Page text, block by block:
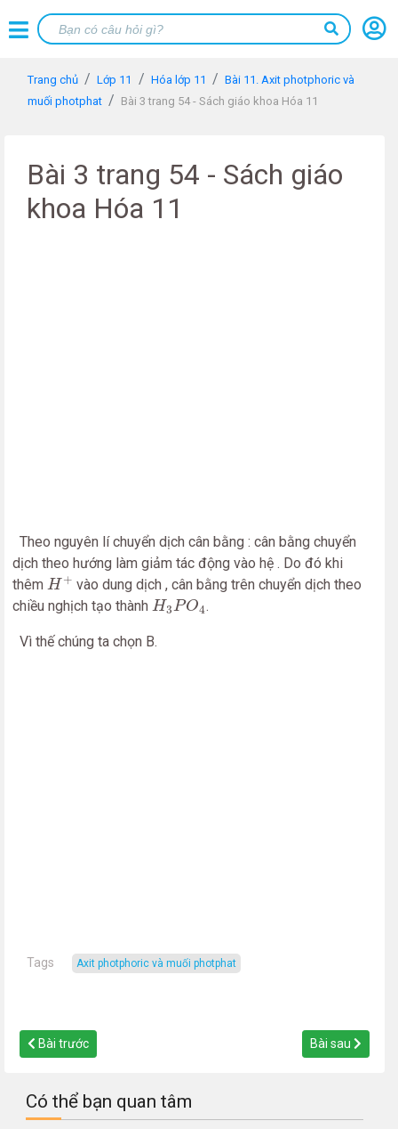
Trang chủ Lớp 11 Hóa lớp 11
Bài 11. Axit photphoric và
muối photphat
Bài 3 trang 54 - Sách giáo khoa Hóa 11
Bài 3 trang 54 - Sách giáo
khoa Hóa 11
Theo nguyên lí chuyển dịch cân bằng : cân bằng chuyển
dịch theo hướng làm giảm tác động vào hệ . Do đó khi
thêm H +
H+ vào dung dịch , cân bằng trên chuyển dịch theo
chiều nghịch tạo thành H3PO4
H3 PO4 .
Vì thế chúng ta chọn B.
Tags axit photphoric và muối photphat
Bài trước Bài sau
Có thể bạn quan tâm